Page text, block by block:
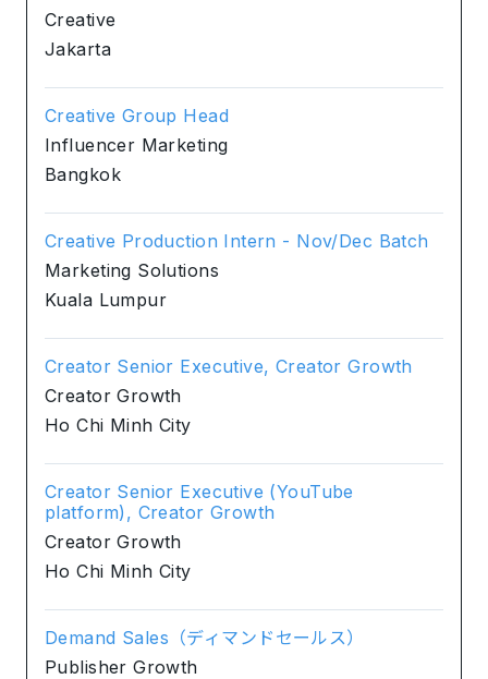
Creative
Jakarta
Creative Group Head
Influencer Marketing
Bangkok
Creative Production Intern - Nov/Dec Batch
Marketing Solutions
Kuala Lumpur
Creator Senior Executive, Creator Growth
Creator Growth
Ho Chi Minh City
Creator Senior Executive (YouTube
platform), Creator Growth
Creator Growth
Ho Chi Minh City
Demand Sales（ディマンドセールス）
Publisher Growth